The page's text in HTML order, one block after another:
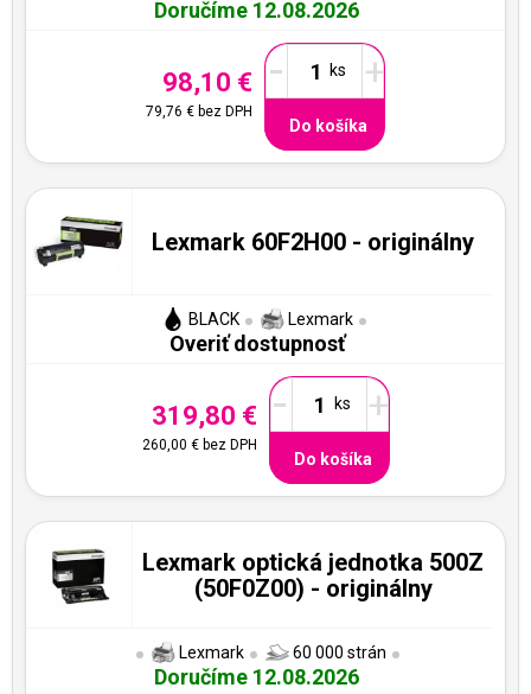
Doručíme 12.08.2026
98,10 €
79,76 € bez DPH
- +
Do košíka
Lexmark 60F2H00 - originálny
BLACK Lexmark
Overiť dostupnosť
319,80 €
260,00 €bez DPH
- +
Do košíka
Lexmark optická jednotka 500Z
(50F0Z00) - originálny
Lexmark 60 000 strán
Doručíme 12.08.2026